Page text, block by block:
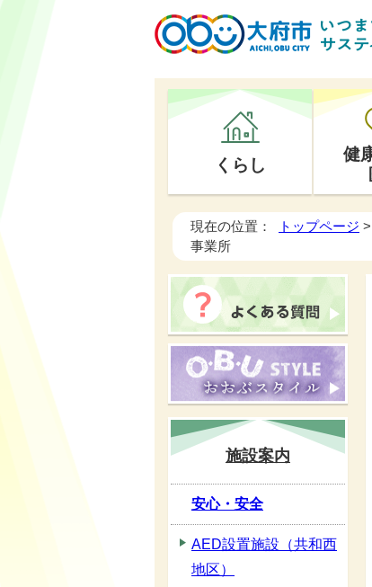
くらし
健
現在の位置： トップページ >
事業所
施設案内
安心・安全
AED設置施設（共和西
地区）